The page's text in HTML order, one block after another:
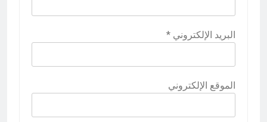
البريد الإلكتروني *
الموقع الإلكتروني